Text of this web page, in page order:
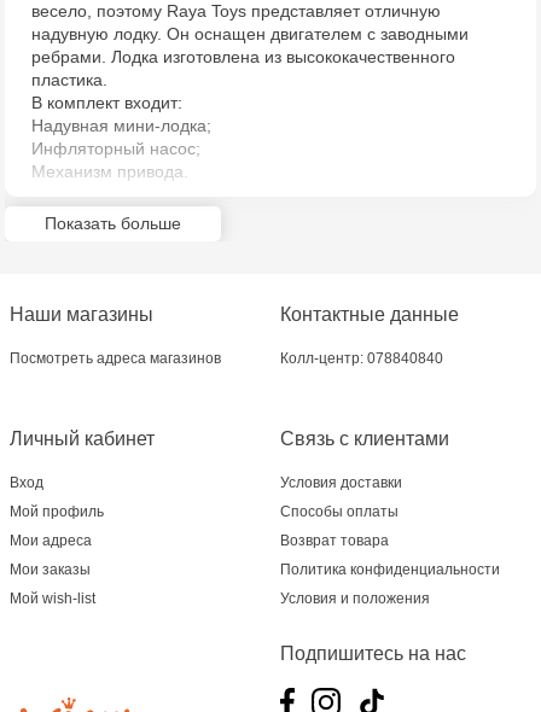
весело, поэтому Raya Toys представляет отличную
надувную лодку. Он оснащен двигателем с заводными
ребрами. Лодка изготовлена из высококачественного
пластика.
В комплект входит:
Надувная мини-лодка;
Инфляторный насос;
Механизм привода.
Показать больше
Наши магазины
Посмотреть адреса магазинов
Связь с клиентами
Условия доставки
Способы оплаты
Возврат товара
Политика конфиденциальности
Условия и положения
Личный кабинет
Вход
Мой профиль
Мои адреса
Мои заказы
Мой wish-list
Контактные данные
Колл-центр: 078840840
Подпишитесь на нас